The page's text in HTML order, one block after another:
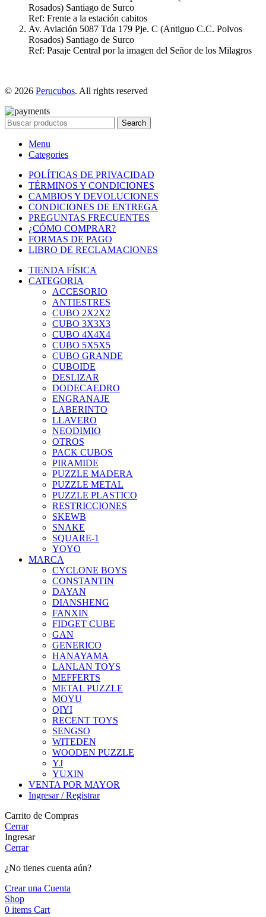
Rosados) Santiago de Surco
Ref: Frente a la estación cabitos
Av. Aviación 5087 Tda 179 Pje. C (Antiguo C.C. Polvos
Rosados) Santiago de Surco
Ref: Pasaje Central por la imagen del Señor de los Milagros
© 2026 Perucubos. All rights reserved
Search
Menu
Categories
POLÍTICAS DE PRIVACIDAD
TÉRMINOS Y CONDICIONES
CAMBIOS Y DEVOLUCIONES
CONDICIONES DE ENTREGA
PREGUNTAS FRECUENTES
¿CÓMO COMPRAR?
FORMAS DE PAGO
LIBRO DE RECLAMACIONES
TIENDA FÍSICA
CATEGORIA
ACCESORIO
ANTIESTRES
CUBO 2X2X2
CUBO 3X3X3
CUBO 4X4X4
CUBO 5X5X5
CUBO GRANDE
CUBOIDE
DESLIZAR
DODECAEDRO
ENGRANAJE
LABERINTO
LLAVERO
NEODIMIO
OTROS
PACK CUBOS
PIRAMIDE
PUZZLE MADERA
PUZZLE METAL
PUZZLE PLASTICO
RESTRICCIONES
SKEWB
SNAKE
SQUARE-1
YOYO
MARCA
CYCLONE BOYS
CONSTANTIN
DAYAN
DIANSHENG
FANXIN
FIDGET CUBE
GAN
GENERICO
HANAYAMA
LANLAN TOYS
MEFFERTS
METAL PUZZLE
MOYU
QIYI
RECENT TOYS
SENGSO
WITEDEN
WOODEN PUZZLE
YJ
YUXIN
VENTA POR MAYOR
Ingresar / Registrar
Carrito de Compras
Cerrar
Ingresar
Cerrar
¿No tienes cuenta aún?
Crear una Cuenta
Shop
0 items Cart